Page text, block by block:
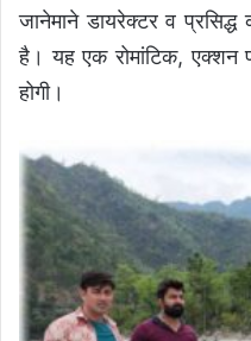
जानेमाने डायरेक्टर व
है। यह एक रोमांटिक, एक्शन
होगी।